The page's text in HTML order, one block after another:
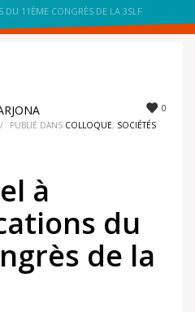
11ÈME CONGRÈS DE LA 3SLF
0
/ PUBLIÉ DANS COLLOQUE, SOCIÉTÉS
à
du
de la